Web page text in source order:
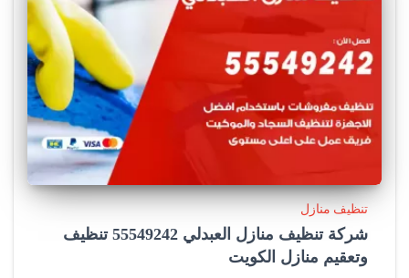
تنظيف منازل
شركة تنظيف منازل العبدلي 55549242 تنظيف
وتعقيم منازل الكويت